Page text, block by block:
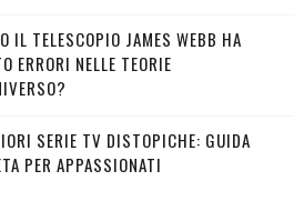
IL TELESCOPIO JAMES WEBB HA
ERRORI NELLE TEORIE
SERIE TV DISTOPICHE: GUIDA
PER APPASSIONATI